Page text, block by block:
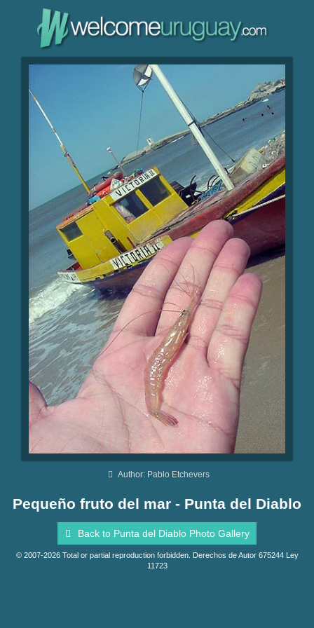
Author: Pablo Etchevers
Pequeño fruto del mar - Punta del Diablo
Back to Punta del Diablo Photo Gallery
© 2007-2026 Total or partial reproduction forbidden. Derechos de Autor 675244 Ley
11723